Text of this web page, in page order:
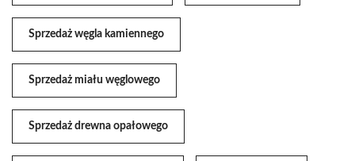
Sprzedaż węgla kamiennego
Sprzedaż miału węglowego
Sprzedaż drewna opałowego